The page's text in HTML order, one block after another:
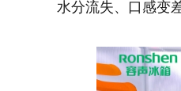
水分流失、口感变